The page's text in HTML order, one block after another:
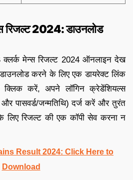
रिजल्ट 2024: डाउनलोड
क्लर्क मेन्स रिजल्ट 2024 ऑनलाइन देख
करने के लिए एक डायरेक्ट लिंक
क्लिक करें, अपने लॉगिन क्रेडेंशियल्स
पासवर्ड/जन्मतिथि) दर्ज करें और तुरंत
लिए रिजल्ट की एक कॉपी सेव करना न
Result 2024: Click Here to
Download